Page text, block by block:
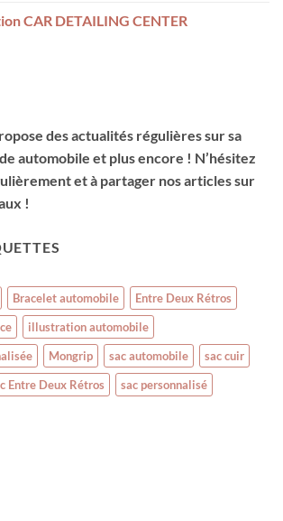
CAR DETAILING CENTER
des actualités régulières sur sa
automobile et plus encore ! N’hésitez
et à partager nos articles sur
!
Bracelet automobile
Entre Deux Rétros
illustration automobile
Mongrip sac automobile
sac cuir
Entre Deux Rétros
sac personnalisé